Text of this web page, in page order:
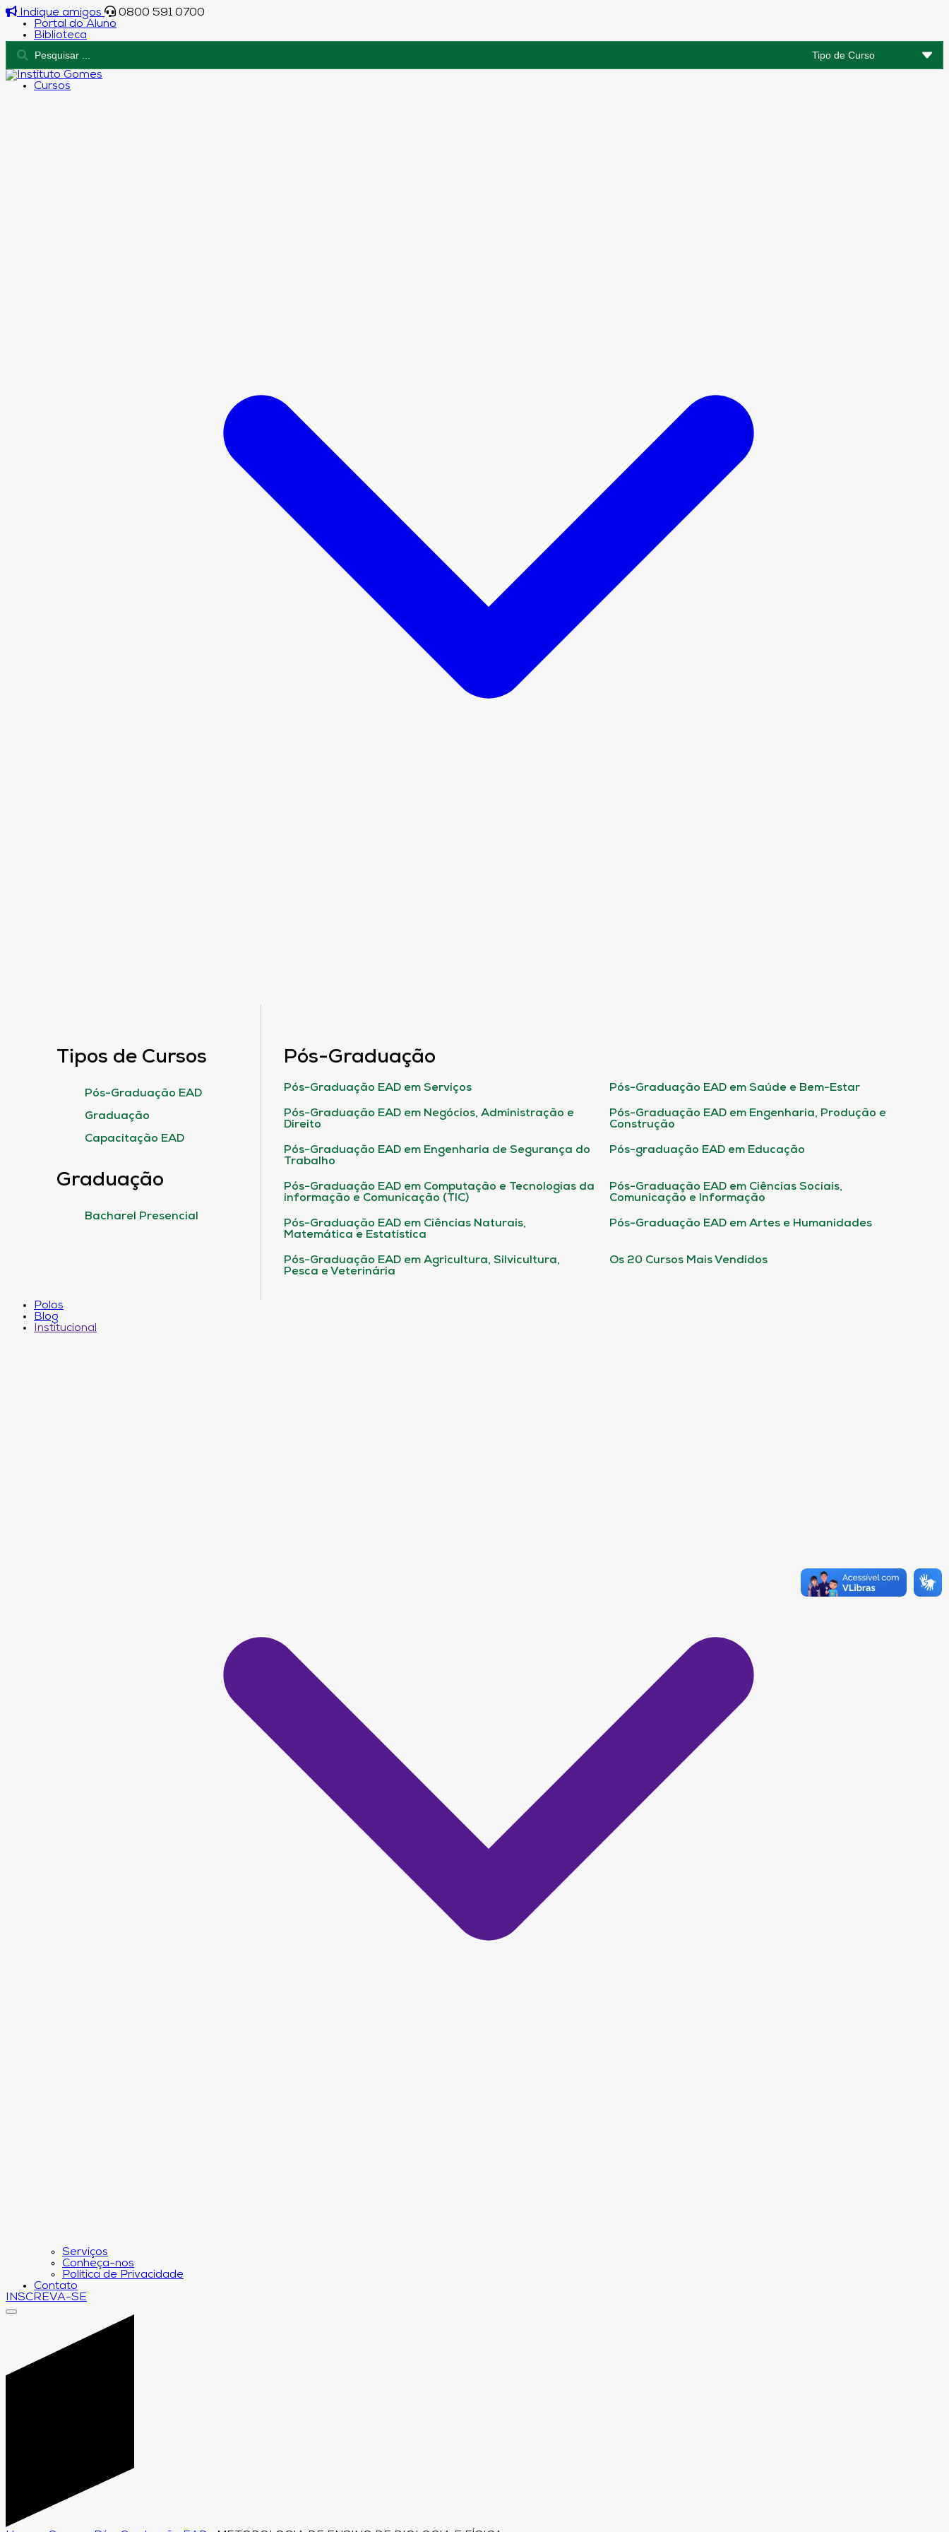
Indique amigos
0800 591 0700
Portal do Aluno
Biblioteca
Cursos
Tipos de Cursos
Pós-Graduação EAD
Graduação
Capacitação EAD
Graduação
Bacharel Presencial
Pós-Graduação
Pós-Graduação EAD em Serviços Pós-Graduação EAD em Saúde e Bem-Estar
Pós-Graduação EAD em Negócios, Administração e
Direito
Pós-Graduação EAD em Engenharia, Produção e
Construção
Pós-Graduação EAD em Engenharia de Segurança do
Trabalho
Pós-graduação EAD em Educação
Pós-Graduação EAD em Computação e Tecnologias da
informação e Comunicação (TIC)
Pós-Graduação EAD em Ciências Sociais,
Comunicação e Informação
Pós-Graduação EAD em Ciências Naturais,
Matemática e Estatística
Pós-Graduação EAD em Artes e Humanidades
Pós-Graduação EAD em Agricultura, Silvicultura,
Pesca e Veterinária
Os 20 Cursos Mais Vendidos
Polos
Blog
Institucional
Serviços
Conheça-nos
Política de Privacidade
Contato
INSCREVA-SE